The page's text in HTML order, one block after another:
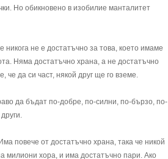
Но обикновено в изобилие манталитет
никога не е достатъчно за това, което имаме
Няма достатъчно храна, а не достатъчно
че да си част, някой друг ще го вземе.
да бъдат по-добре, по-силни, по-бързо, по-
повече от достатъчно храна, така че никой
милиони хора, и има достатъчно пари. Ако